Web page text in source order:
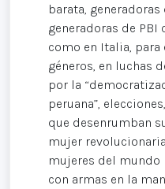
barata,
generadoras de
como en Italia, para
géneros, en luchas
por la
peruana”,
que desenrumban
mujer
mujeres del mundo
con armas en la